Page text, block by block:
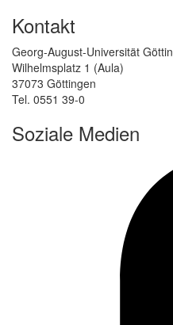
Kontakt
Georg-August-Universität
Wilhelmsplatz 1 (Aula)
37073 Göttingen
Tel. 0551 39-0
Soziale Medien